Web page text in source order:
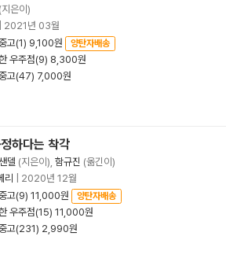
(지은이)
2021년 03월
고(1) 9,100원
양탄자배송
우주점(9) 8,300원
고(47) 7,000원
하다는 착각
델 (지은이), 함규진 (옮긴이)
리
2020년 12월
고(9) 11,000원
양탄자배송
우주점(15) 11,000원
고(231) 2,990원